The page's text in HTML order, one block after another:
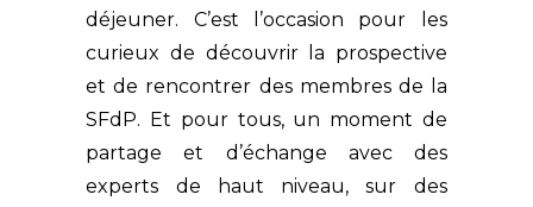
déjeuner. C’est l’occasion pour les
curieux de découvrir la prospective
et de rencontrer des membres de la
SFdP. Et pour tous, un moment de
partage et d’échange avec des
experts de haut niveau, sur des